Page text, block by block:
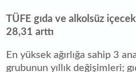
TÜFE gıda ve alkolsüz
28,31 arttı
En yüksek ağırlığa sahip 3
grubunun yıllık değişimleri;